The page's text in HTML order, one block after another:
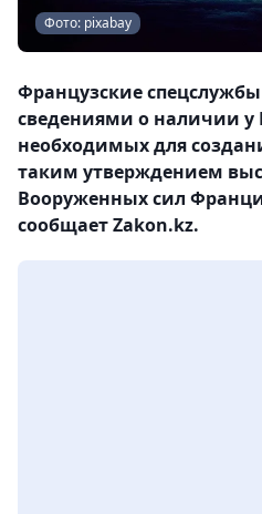
Фото: pixabay
Французские
сведениями о наличии у
необходимых для
таким утверждением
Вооруженных сил
сообщает Zakon.kz.